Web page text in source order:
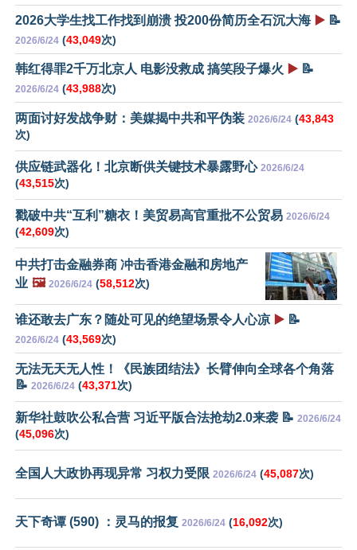
2026大学生找工作找到崩溃 投200份简历全石沉大海 ▶️ 📝
2026/6/24 (43,049次)
韩红得罪2千万北京人 电影没救成 搞笑段子爆火 ▶️ 📝
2026/6/24 (43,988次)
两面讨好发战争财：美媒揭中共和平伪装 2026/6/24 (43,843
次)
供应链武器化！北京断供关键技术暴露野心 2026/6/24
(43,515次)
戳破中共“互利”糖衣！美贸易高官重批不公贸易 2026/6/24
(42,609次)
中共打击金融券商 冲击香港金融和房地产
业 🖼️ 2026/6/24 (58,512次)
谁还敢去广东？随处可见的绝望场景令人心凉 ▶️ 📝
2026/6/24 (43,569次)
无法无天无人性！《民族团结法》长臂伸向全球各个角落
📝 2026/6/24 (43,371次)
新华社鼓吹公私合营 习近平版合法抢劫2.0来袭 📝 2026/6/24
(45,096次)
全国人大政协再现异常 习权力受限 2026/6/24 (45,087次)
天下奇谭 (590) ：灵马的报复 2026/6/24 (16,092次)